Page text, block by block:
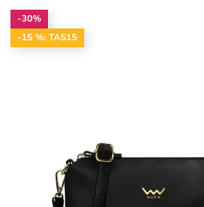
-30%
-15 %: TAS15